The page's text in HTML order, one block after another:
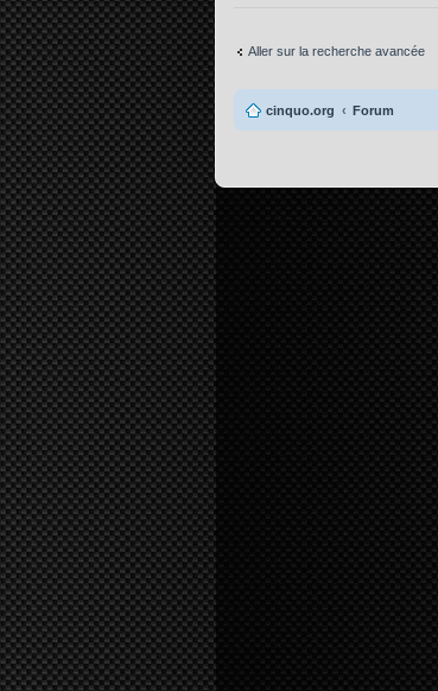
Aller sur la recherche avancée
cinquo.org Forum